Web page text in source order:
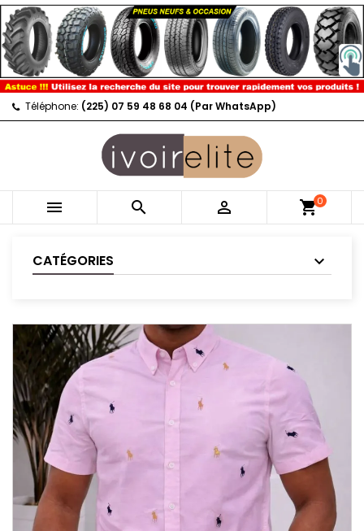
Téléphone: (225) 07 59 48 68 04 (Par WhatsApp)
   shopping_cart0
CATÉGORIES